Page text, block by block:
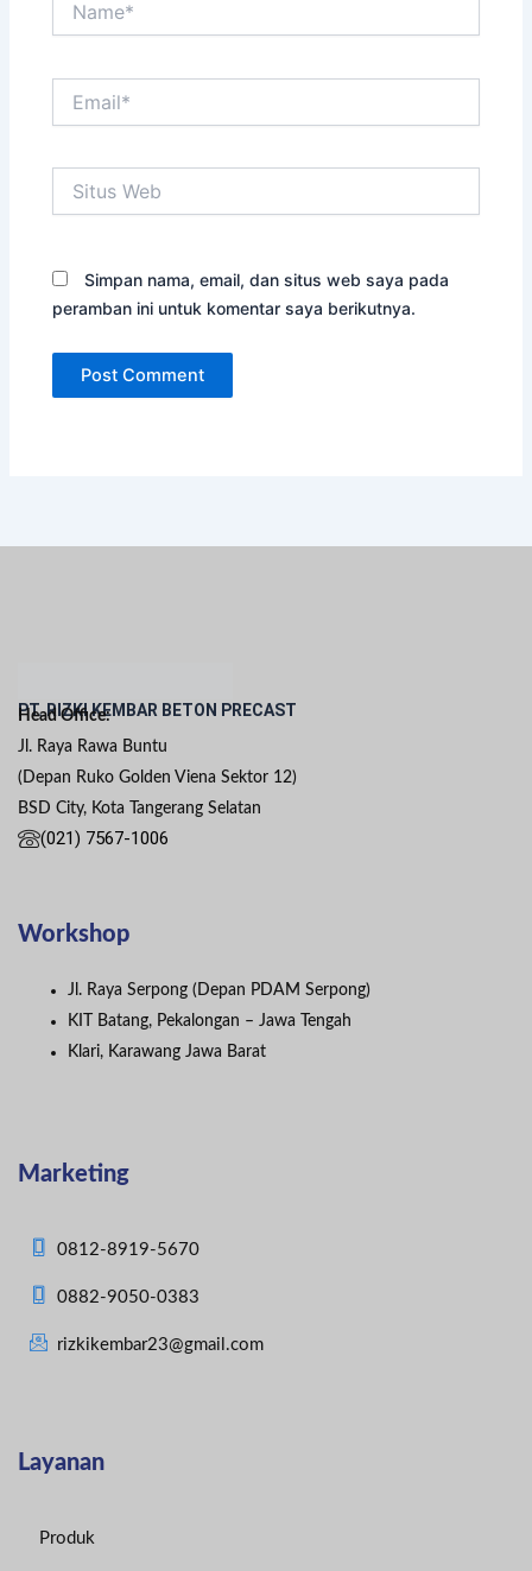
Web
Simpan nama, email, dan situs web saya pada
peramban ini untuk komentar saya berikutnya.
PT. RIZKI KEMBAR BETON PRECAST
Head Office:
Jl. Raya Rawa Buntu
(Depan Ruko Golden Viena Sektor 12)
BSD City, Kota Tangerang Selatan
(021) 7567-1006
Workshop
Jl. Raya Serpong (Depan PDAM Serpong)
KIT Batang, Pekalongan – Jawa Tengah
Klari, Karawang Jawa Barat
Marketing
0812-8919-5670
0882-9050-0383
rizkikembar23@gmail.com
Layanan
Produk